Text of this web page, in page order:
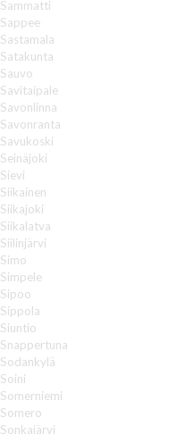
Sammatti
Sappee
Sastamala
Satakunta
Sauvo
Savitaipale
Savonlinna
Savonranta
Savukoski
Seinäjoki
Sievi
Siikainen
Siikajoki
Siikalatva
Siilinjärvi
Simo
Simpele
Sipoo
Sippola
Siuntio
Snappertuna
Sodankylä
Soini
Somerniemi
Somero
Sonkajärvi